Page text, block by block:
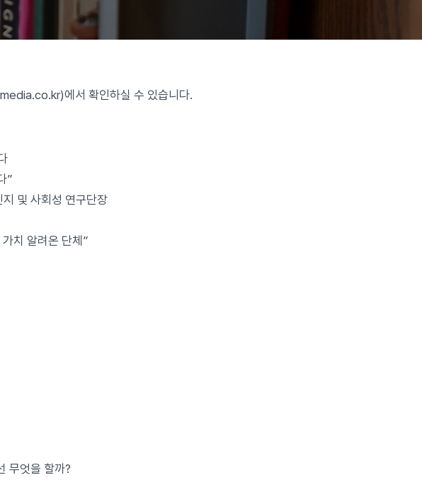
에서 확인하실 수 있습니다.
”
및 사회성 연구단장
알려온 단체”
무엇을 할까?